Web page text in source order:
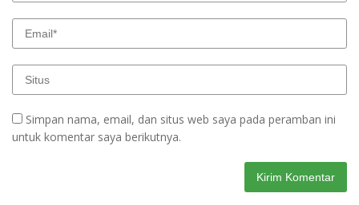
Simpan nama, email, dan situs web saya pada peramban ini
untuk komentar saya berikutnya.